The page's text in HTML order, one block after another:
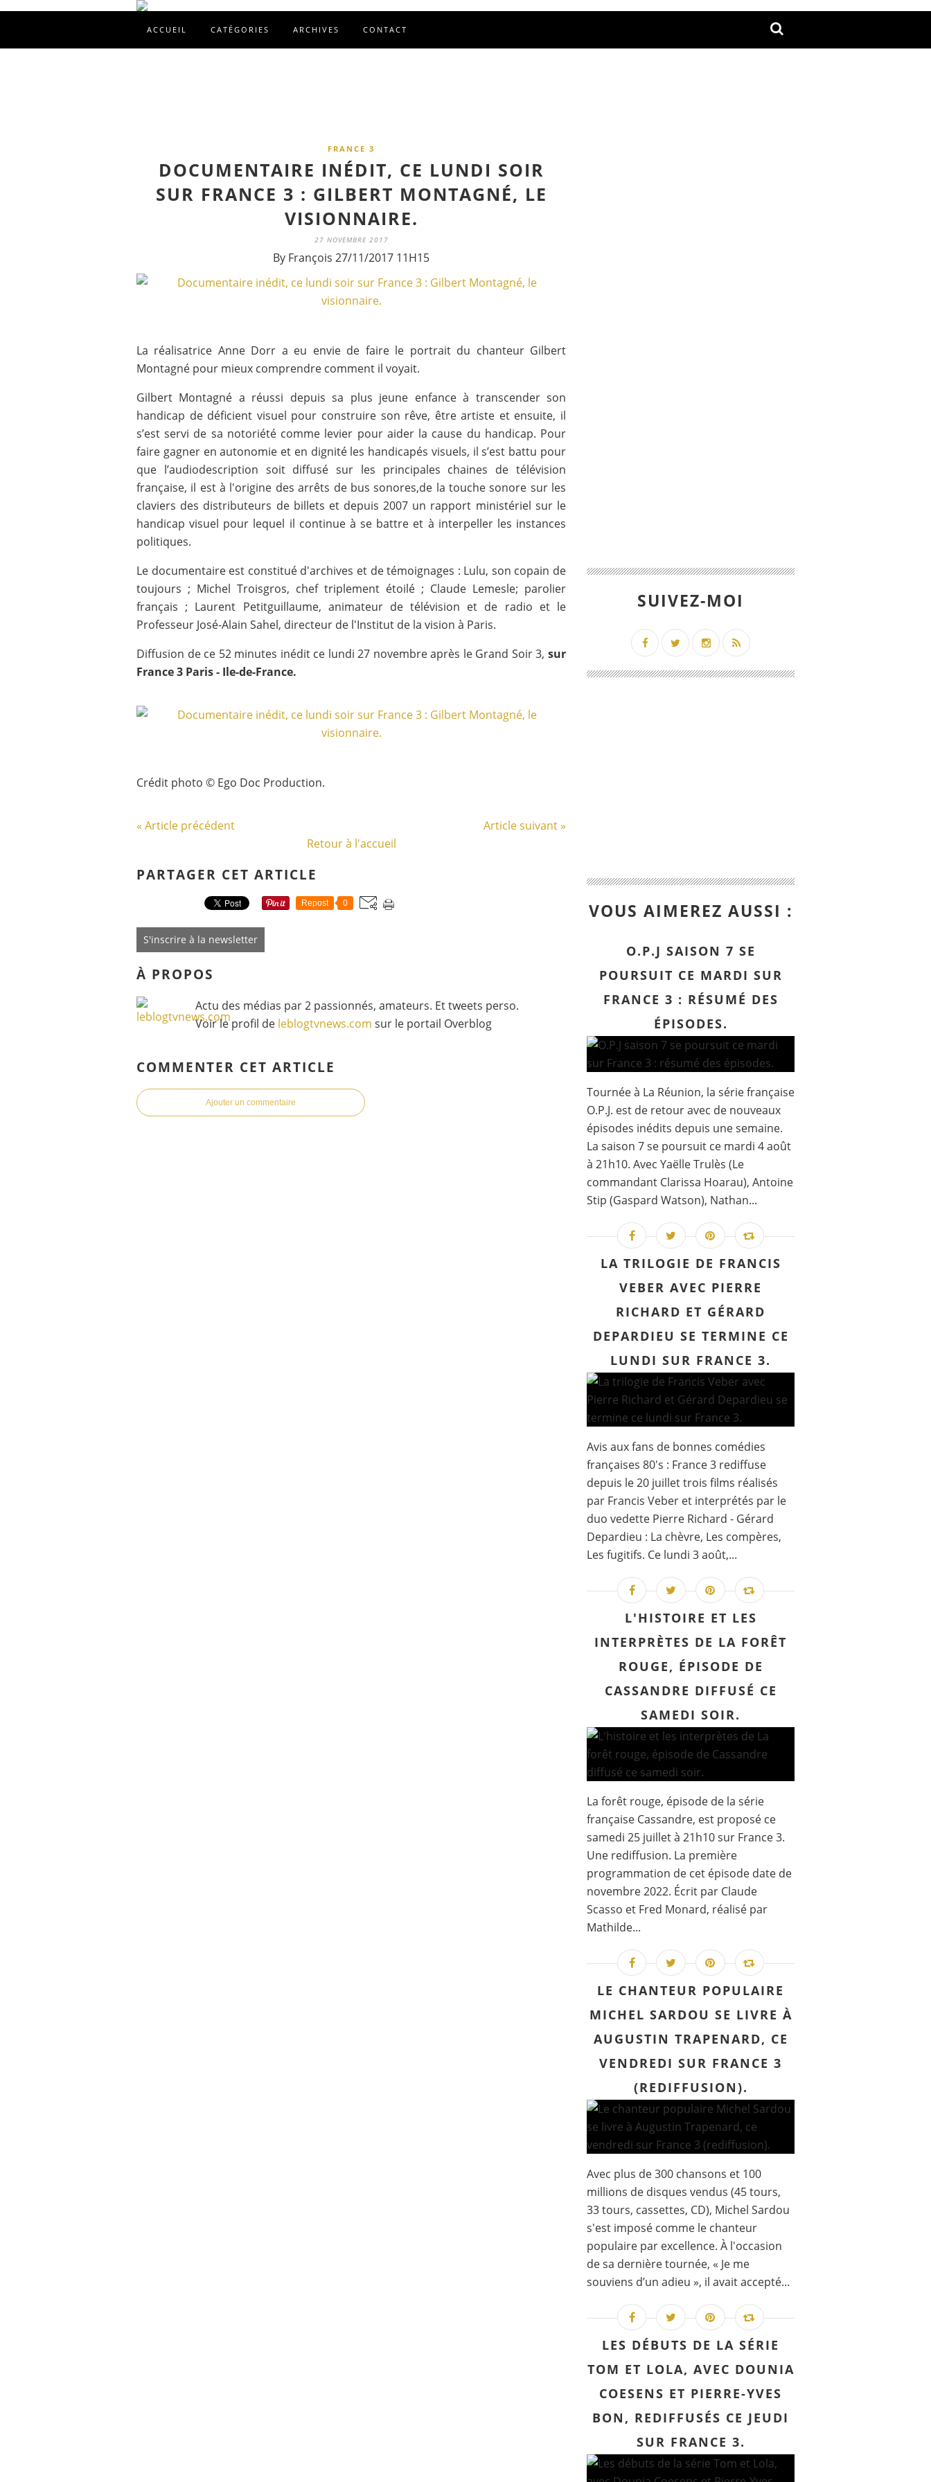
ACCUEIL CATÉGORIES ARCHIVES CONTACT
FRANCE 3
DOCUMENTAIRE INÉDIT, CE LUNDI SOIR
SUR FRANCE 3 : GILBERT MONTAGNÉ, LE
VISIONNAIRE.
27 NOVEMBRE 2017
By François 27/11/2017 11H15
La réalisatrice Anne Dorr a eu envie de faire le portrait du chanteur Gilbert
Montagné pour mieux comprendre comment il voyait.
Gilbert Montagné a réussi depuis sa plus jeune enfance à transcender son
handicap de déficient visuel pour construire son rêve, être artiste et ensuite, il
s’est servi de sa notoriété comme levier pour aider la cause du handicap. Pour
faire gagner en autonomie et en dignité les handicapés visuels, il s’est battu pour
que l’audiodescription soit diffusé sur les principales chaines de télévision
française, il est à l'origine des arrêts de bus sonores,de la touche sonore sur les
claviers des distributeurs de billets et depuis 2007 un rapport ministériel sur le
handicap visuel pour lequel il continue à se battre et à interpeller les instances
politiques.
Le documentaire est constitué d'archives et de témoignages : Lulu, son copain de
toujours ; Michel Troisgros, chef triplement étoilé ; Claude Lemesle; parolier
français ; Laurent Petitguillaume, animateur de télévision et de radio et le
Professeur José-Alain Sahel, directeur de l'Institut de la vision à Paris.
Diffusion de ce 52 minutes inédit ce lundi 27 novembre après le Grand Soir 3, sur
France 3 Paris - Ile-de-France.
Crédit photo © Ego Doc Production.
« Article précédent
Article suivant »
Retour à l'accueil
PARTAGER CET ARTICLE
Repost 0
S'inscrire à la newsletter
À PROPOS
Actu des médias par 2 passionnés, amateurs. Et tweets perso.
Voir le profil de leblogtvnews.com sur le portail Overblog
COMMENTER CET ARTICLE
Ajouter un commentaire
SUIVEZ-MOI
VOUS AIMEREZ AUSSI :
O.P.J SAISON 7 SE
POURSUIT CE MARDI SUR
FRANCE 3 : RÉSUMÉ DES
ÉPISODES.
Tournée à La Réunion, la série française
O.P.J. est de retour avec de nouveaux
épisodes inédits depuis une semaine.
La saison 7 se poursuit ce mardi 4 août
à 21h10. Avec Yaëlle Trulès (Le
commandant Clarissa Hoarau), Antoine
Stip (Gaspard Watson), Nathan...
LA TRILOGIE DE FRANCIS
VEBER AVEC PIERRE
RICHARD ET GÉRARD
DEPARDIEU SE TERMINE CE
LUNDI SUR FRANCE 3.
Avis aux fans de bonnes comédies
françaises 80's : France 3 rediffuse
depuis le 20 juillet trois films réalisés
par Francis Veber et interprétés par le
duo vedette Pierre Richard - Gérard
Depardieu : La chèvre, Les compères,
Les fugitifs. Ce lundi 3 août,...
L'HISTOIRE ET LES
INTERPRÈTES DE LA FORÊT
ROUGE, ÉPISODE DE
CASSANDRE DIFFUSÉ CE
SAMEDI SOIR.
La forêt rouge, épisode de la série
française Cassandre, est proposé ce
samedi 25 juillet à 21h10 sur France 3.
Une rediffusion. La première
programmation de cet épisode date de
novembre 2022. Écrit par Claude
Scasso et Fred Monard, réalisé par
Mathilde...
LE CHANTEUR POPULAIRE
MICHEL SARDOU SE LIVRE À
AUGUSTIN TRAPENARD, CE
VENDREDI SUR FRANCE 3
(REDIFFUSION).
Avec plus de 300 chansons et 100
millions de disques vendus (45 tours,
33 tours, cassettes, CD), Michel Sardou
s'est imposé comme le chanteur
populaire par excellence. À l'occasion
de sa dernière tournée, « Je me
souviens d’un adieu », il avait accepté...
LES DÉBUTS DE LA SÉRIE
TOM ET LOLA, AVEC DOUNIA
COESENS ET PIERRE-YVES
BON, REDIFFUSÉS CE JEUDI
SUR FRANCE 3.